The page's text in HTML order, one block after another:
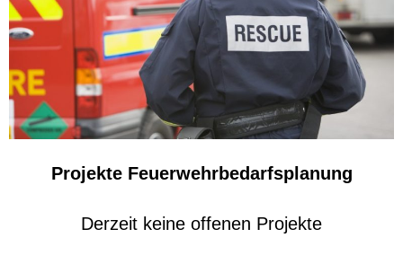
Projekte Feuerwehrbedarfsplanung
Derzeit keine offenen Projekte